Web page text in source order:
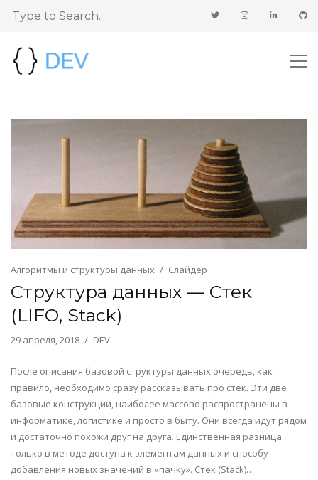
Алгоритмы и структуры данных Слайдер
Структура данных — Стек
(LIFO, Stack)
29 апреля, 2018 DEV
После описания базовой структуры данных очередь, как
правило, необходимо сразу рассказывать про стек. Эти две
базовые конструкции, наиболее массово распространены в
информатике, логистике и просто в быту. Они всегда идут рядом
и достаточно похожи друг на друга. Единственная разница
только в методе доступа к элементам данных и способу
добавления новых значений в «пачку». Стек (Stack)…